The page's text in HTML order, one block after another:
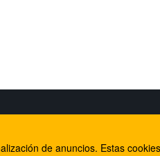
Internet Rural Mallorca
de anuncios. Estas